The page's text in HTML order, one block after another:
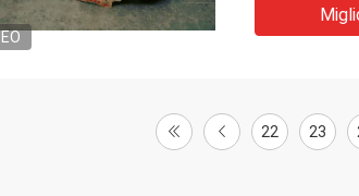
22 23